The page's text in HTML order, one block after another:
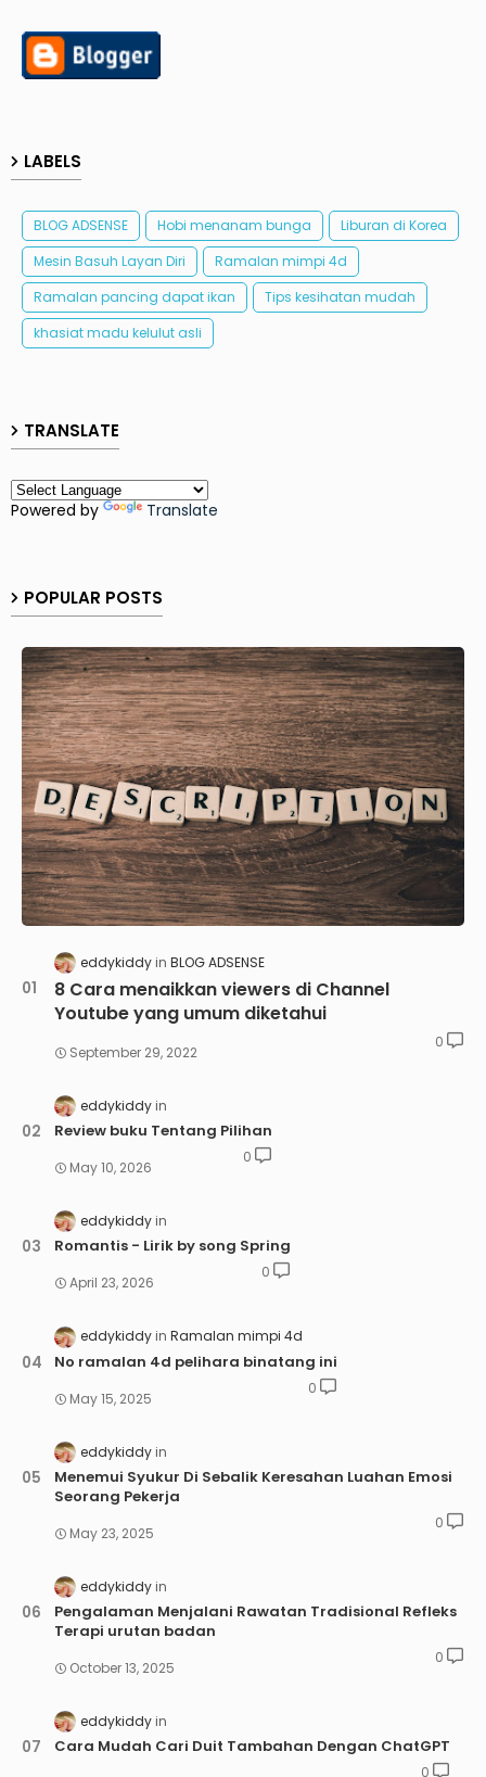
LABELS
BLOG ADSENSE Hobi menanam bunga
Liburan di Korea
Mesin Basuh Layan Diri
Ramalan mimpi 4d
Ramalan pancing dapat ikan
Tips kesihatan mudah
khasiat madu kelulut asli
TRANSLATE
Powered by Translate
POPULAR POSTS
eddykiddy BLOG ADSENSE
8 Cara menaikkan viewers di Channel
Youtube yang umum diketahui
September 29, 2022
0
eddykiddy
Review buku Tentang Pilihan
May 10, 2026
0
eddykiddy
Romantis - Lirik by song Spring
April 23, 2026
0
eddykiddy Ramalan mimpi 4d
No ramalan 4d pelihara binatang ini
May 15, 2025
0
eddykiddy
Menemui Syukur Di Sebalik Keresahan Luahan Emosi
Seorang Pekerja
May 23, 2025
0
eddykiddy
Pengalaman Menjalani Rawatan Tradisional Refleks
Terapi urutan badan
October 13, 2025
0
eddykiddy
Cara Mudah Cari Duit Tambahan Dengan ChatGPT
0